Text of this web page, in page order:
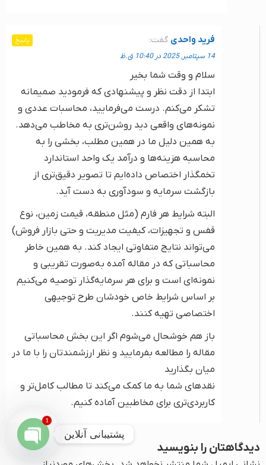
فرید واحدی گفت:
14 سپتامبر, 2025 در 10:40 ق.ظ
سلام و وقت شما بخیر
ابتدا از دقت نظر و پیشنهادی که فرمودید صمیمانه
تشکر می‌کنم. درست می‌فرمایید، محاسبات عددی و
نمونه‌های واقعی دید روشن‌تری به مخاطب می‌دهد.
به همین دلیل ما در همین مطلب، بخشی را به
محاسبه هزینه‌ها و درآمد یک واحد استاندارد
تخمگذار اختصاص داده‌ایم تا تصویر دقیق‌تری از
بازگشت سرمایه و سودآوری به دست آید.
البته شرایط هر فارم (مثل منطقه، قیمت زمین، نوع
قفس و تجهیزات، کیفیت مدیریت و حتی بازار فروش)
می‌تواند نتایج متفاوتی ایجاد کند. به همین خاطر
محاسباتی که در مقاله آمده به‌صورت تقریبی و
نمونه‌ای است و برای هر سرمایه‌گذار توصیه می‌کنیم
بر اساس شرایط خاص خودشان طرح توجیهی
اختصاصی تهیه کنند.
باز هم خوشحال می‌شوم اگر این بخش محاسباتی
مقاله را مطالعه بفرمایید و نظر ارزشمندتان را با ما در
میان بگذارید
نقدهای شما به ما کمک می‌کند تا مطالب کامل‌تر و
کاربردی‌تری برای مخاطبین آماده کنیم.
پاسخ
دیدگاهتان را بنویسید
پشتیبانی آنلاین
1